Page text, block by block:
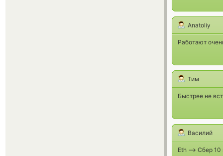
Anatoliy
Работают
Тим
Быстрее не
Василий
Еth --> Сбер